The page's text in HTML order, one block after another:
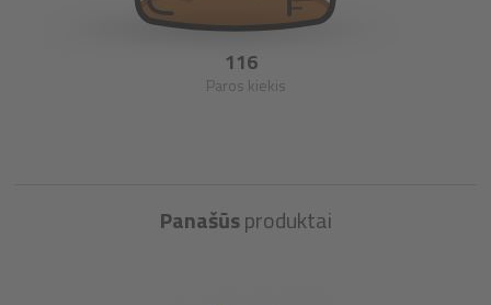
116
Paros kiekis
Panašūsproduktai